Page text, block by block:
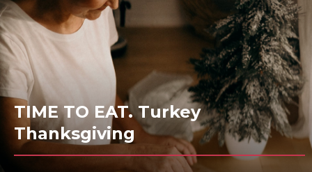
TIME TO EAT. Turkey
Thanksgiving